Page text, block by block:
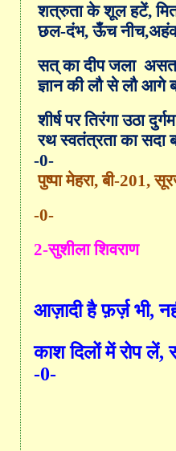
शत्रुता के शूल हटें,
छल-दंभ,ऊँच नीच,
सत् का दीप जला असत्
ज्ञान की लौ से लौ
शीर्ष पर तिरंगा उठा
रथ स्वतंत्रता का सदा
-0-
पुष्पा मेहरा,बी-201,
-0-
2-सुशीला शिवराण
आज़ादी है फ़र्ज़ भी,
काश दिलों में रोप लें,
-0-